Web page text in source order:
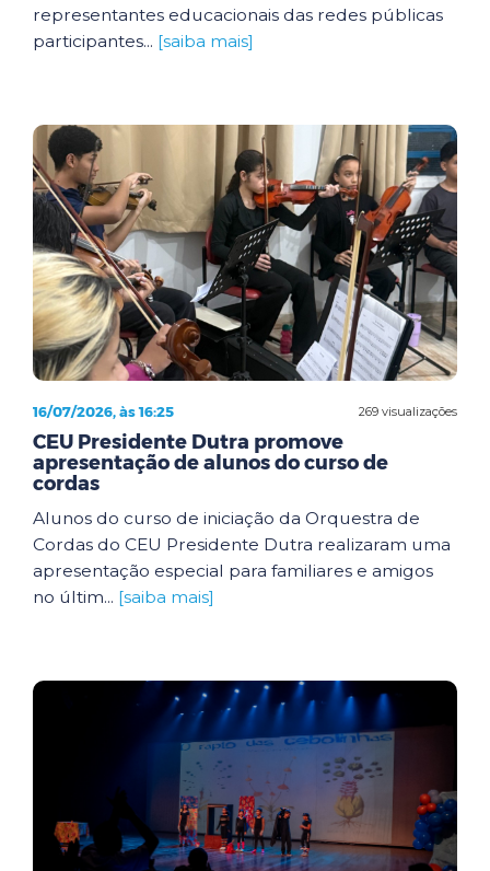
representantes educacionais das redes públicas
participantes... [saiba mais]
269 visualizações
16/07/2026, às 16:25
CEU Presidente Dutra promove
apresentação de alunos do curso de
cordas
Alunos do curso de iniciação da Orquestra de
Cordas do CEU Presidente Dutra realizaram uma
apresentação especial para familiares e amigos
no últim... [saiba mais]